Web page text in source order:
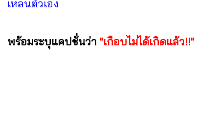
เหลนตัวเอง
พร้อมระบุแคปชั่นว่า "เกือบไม่ได้เกิดแล้ว!!"